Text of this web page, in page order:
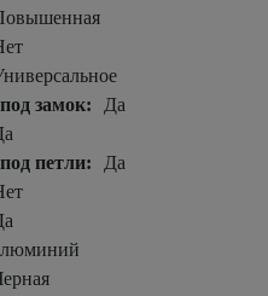
замок:
Да
петли:
Да